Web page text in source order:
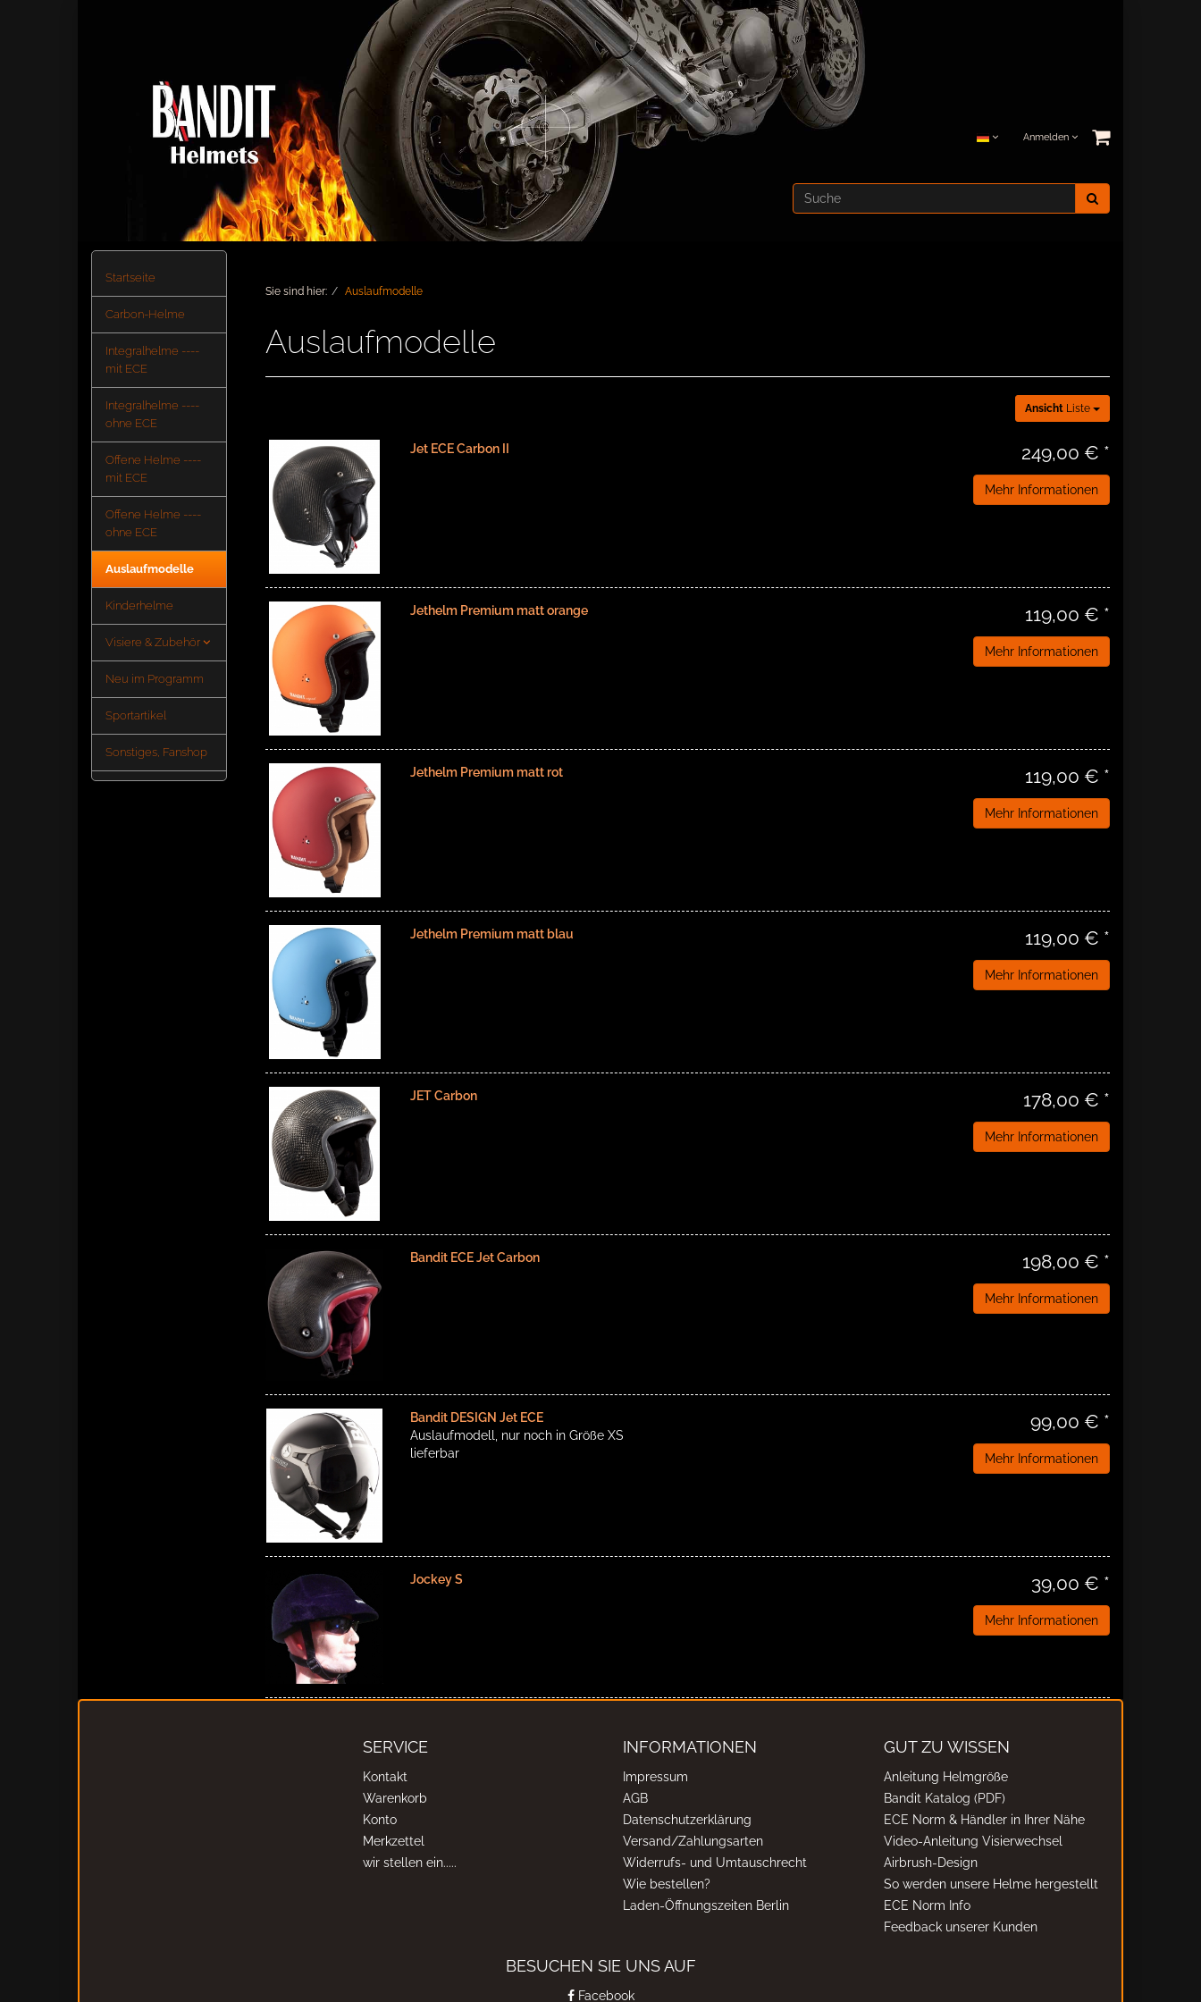
Anmelden
Startseite
Carbon-Helme
Integralhelme ----
mit ECE
Integralhelme ----
ohne ECE
Offene Helme ----
mit ECE
Offene Helme ----
ohne ECE
Auslaufmodelle
Kinderhelme
Visiere & Zubehör
Neu im Programm
Sportartikel
Sonstiges, Fanshop
Sie sind hier: Auslaufmodelle
Auslaufmodelle
Ansicht Liste
Jet ECE Carbon II 249,00 € *
Mehr Informationen
Jethelm Premium matt orange 119,00 € *
Mehr Informationen
Jethelm Premium matt rot 119,00 € *
Mehr Informationen
Jethelm Premium matt blau 119,00 € *
Mehr Informationen
JET Carbon 178,00 € *
Mehr Informationen
Bandit ECE Jet Carbon 198,00 € *
Mehr Informationen
Bandit DESIGN Jet ECE
Auslaufmodell, nur noch in Größe XS
lieferbar
99,00 € *
Mehr Informationen
Jockey S 39,00 € *
Mehr Informationen
SERVICE
Kontakt
Warenkorb
Konto
Merkzettel
wir stellen ein.....
INFORMATIONEN
Impressum
AGB
Datenschutzerklärung
Versand/Zahlungsarten
Widerrufs- und Umtauschrecht
Wie bestellen?
Laden-Öffnungszeiten Berlin
GUT ZU WISSEN
Anleitung Helmgröße
Bandit Katalog (PDF)
ECE Norm & Händler in Ihrer Nähe
Video-Anleitung Visierwechsel
Airbrush-Design
So werden unsere Helme hergestellt
ECE Norm Info
Feedback unserer Kunden
BESUCHEN SIE UNS AUF
Facebook